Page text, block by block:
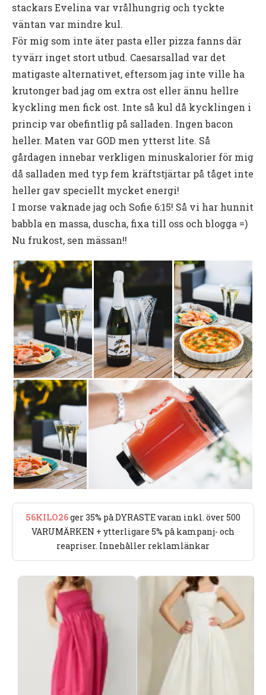
stackars Evelina var vrålhungrig och tyckte
väntan var mindre kul.
För mig som inte äter pasta eller pizza fanns där
tyvärr inget stort utbud. Caesarsallad var det
matigaste alternativet, eftersom jag inte ville ha
krutonger bad jag om extra ost eller ännu hellre
kyckling men fick ost. Inte så kul då kycklingen i
princip var obefintlig på salladen. Ingen bacon
heller. Maten var GOD men ytterst lite. Så
gårdagen innebar verkligen minuskalorier för mig
då salladen med typ fem kräftstjärtar på tåget inte
heller gav speciellt mycket energi!
I morse vaknade jag och Sofie 6:15! Så vi har hunnit
babbla en massa, duscha, fixa till oss och blogga =)
Nu frukost, sen mässan!!
Videoinnehåll
56KILO26ger 35% på DYRASTE varan inkl. över 500
VARUMÄRKEN + ytterligare 5% på kampanj- och
reapriser. Innehåller reklamlänkar